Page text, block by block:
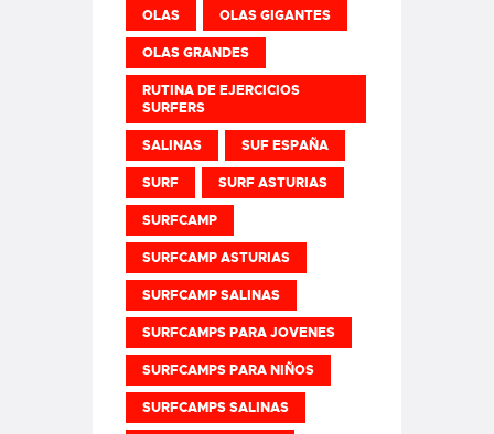
OLAS OLAS GIGANTES
OLAS GRANDES
RUTINA DE EJERCICIOS
SURFERS
SALINAS SUF ESPAÑA
SURF SURF ASTURIAS
SURFCAMP
SURFCAMP ASTURIAS
SURFCAMP SALINAS
SURFCAMPS PARA JOVENES
SURFCAMPS PARA NIÑOS
SURFCAMPS SALINAS